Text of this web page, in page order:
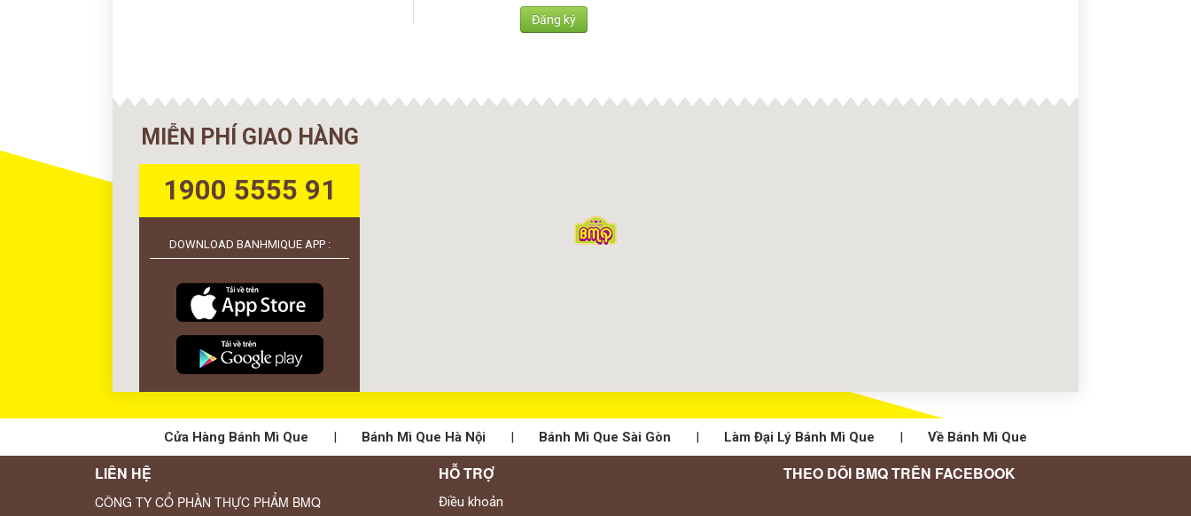
Đăng ký
MIỄN PHÍ GIAO HÀNG
1900 5555 91
DOWNLOAD BANHMIQUE APP :
Cửa Hàng Bánh Mì Que | Bánh Mì Que Hà Nội | Bánh Mì Que Sài Gòn | Làm Đại Lý Bánh Mì Que | Về Bánh Mì Que
LIÊN HỆ
CÔNG TY CỔ PHẦN THỰC PHẨM BMQ
HỖ TRỢ
Điều khoản
THEO DÕI BMQ TRÊN FACEBOOK